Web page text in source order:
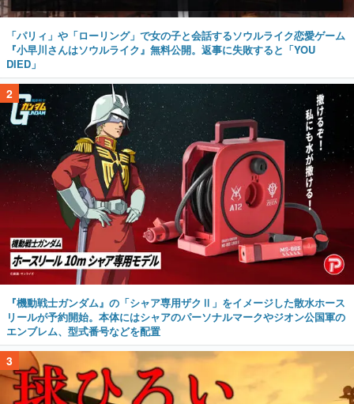
「パリィ」や「ローリング」で女の子と会話するソウルライク恋愛ゲーム
『小早川さんはソウルライク』無料公開。返事に失敗すると「YOU
DIED」
2
『機動戦士ガンダム』の「シャア専用ザクⅡ」をイメージした散水ホース
リールが予約開始。本体にはシャアのパーソナルマークやジオン公国軍の
エンブレム、型式番号などを配置
3